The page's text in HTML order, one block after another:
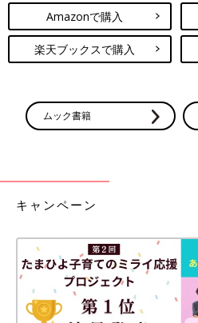
Amazonで購入
楽天ブックスで購入
ムック書籍
キャンペーン